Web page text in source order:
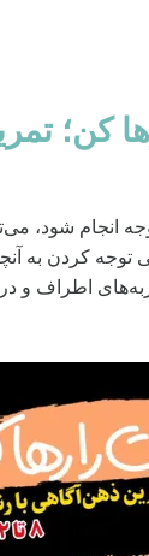
کن؛
انجام شود،
توجه کردن به
اطراف و